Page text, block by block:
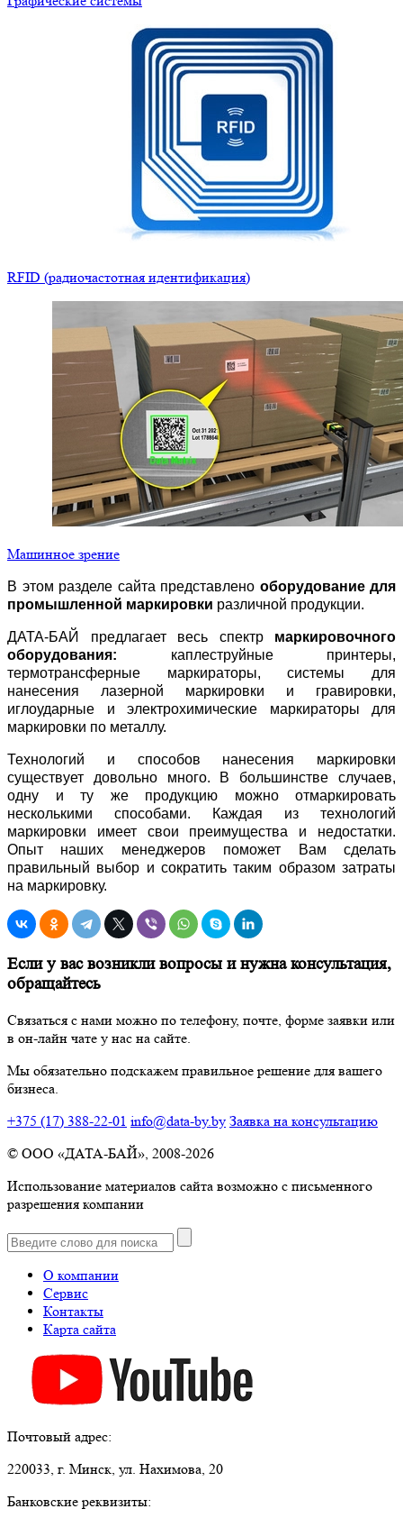
RFID (радиочастотная идентификация)
Машинное зрение
В этом разделе сайта представлено оборудование для
промышленной маркировки различной продукции.
ДАТА-БАЙ предлагает весь спектр маркировочного
оборудования: каплеструйные принтеры,
термотрансферные маркираторы, системы для
нанесения лазерной маркировки и гравировки,
иглоударные и электрохимические маркираторы для
маркировки по металлу.
Технологий и способов нанесения маркировки
существует довольно много. В большинстве случаев,
одну и ту же продукцию можно отмаркировать
несколькими способами. Каждая из технологий
маркировки имеет свои преимущества и недостатки.
Опыт наших менеджеров поможет Вам сделать
правильный выбор и сократить таким образом затраты
на маркировку.
Если у вас возникли вопросы и нужна консультация,
обращайтесь
Связаться с нами можно по телефону, почте, форме заявки или
в он-лайн чате у нас на сайте.
Мы обязательно подскажем правильное решение для вашего
бизнеса.
+375 (17) 388-22-01 info@data-by.by Заявка на консультацию
© OОО «ДАТА-БАЙ», 2008-2026
Использование материалов сайта возможно с письменного
разрешения компании
О компании
Сервис
Контакты
Карта сайта
Почтовый адрес:
220033, г. Минск, ул. Нахимова, 20
Банковские реквизиты: